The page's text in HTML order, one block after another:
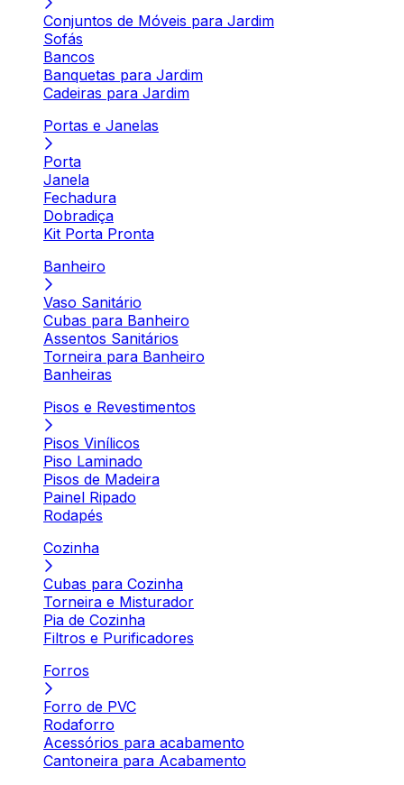
Conjuntos de Móveis para Jardim
Sofás
Bancos
Banquetas para Jardim
Cadeiras para Jardim
Portas e Janelas
Porta
Janela
Fechadura
Dobradiça
Kit Porta Pronta
Banheiro
Vaso Sanitário
Cubas para Banheiro
Assentos Sanitários
Torneira para Banheiro
Banheiras
Pisos e Revestimentos
Pisos Vinílicos
Piso Laminado
Pisos de Madeira
Painel Ripado
Rodapés
Cozinha
Cubas para Cozinha
Torneira e Misturador
Pia de Cozinha
Filtros e Purificadores
Forros
Forro de PVC
Rodaforro
Acessórios para acabamento
Cantoneira para Acabamento